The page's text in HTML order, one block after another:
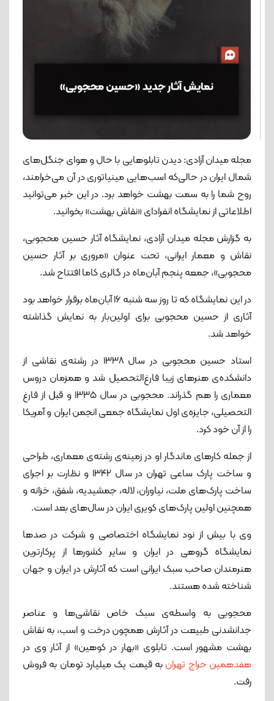
مجله میدان آزادی: دیدن تابلوهایی با حال و هوای جنگل‌های
شمال ایران در حالی‌که اسب‌هایی مینیاتوری در آن می‌خرامند،
روح شما را به سمت بهشت خواهد برد. در این خبر می‌توانید
اطلاعاتی از نمایشگاه انفرادای «نقاش بهشت» بخوانید.
به گزارش مجله میدان آزادی، نمایشگاه آثار حسین محجوبی،
نقاش و معمار ایرانی، تحت عنوان «مروری بر آثار حسین
محجوبی»، جمعه پنجم آبان‌ماه در گالری کاما افتتاح شد.
در این نمایشگاه که تا روز سه شنبه ۱۶ آبان‌ماه برقرار خواهد بود
آثاری از حسین محجوبی برای اولین‌بار به نمایش گذاشته
خواهد شد.
استاد حسین محجوبی در سال ۱۳۳۸ در رشته‌ی نقاشی از
دانشکده‌ی هنرهای زیبا فارغ‌التحصیل شد و همزمان دروس
معماری را هم گذراند. محجوبی در سال ۱۳۳۵ و قبل از فارغ
التحصیلی، جایزه‌ی اول نمایشگاه جمعی انجمن ایران و آمریکا
را از آن خود کرد.
از جمله کارهای ماندگار او در زمینه‌ی رشته‌ی معماری، طراحی
و ساخت پارک ساعی تهران در سال ۱۳۴۲ و نظارت بر اجرای
ساخت پارک‌های ملت، نیاوران، لاله، جمشیدیه، شفق، خزانه و
همچنین اولین پارک‌های کویری ایران در سال‌های بعد است.
وی با بیش از نود نمایشگاه اختصاصی و شرکت در صدها
نمایشگاه گروهی در ایران و سایر کشورها از پرکارترین
هنرمندان صاحب سبک ایرانی است که آثارش در ایران و جهان
شناخته شده هستند.
محجوبی به واسطه‌ی سبک خاص نقاشی‌ها و عناصر
جدانشدنی طبیعت در آثارش همچون درخت و اسب، به نقاش
بهشت مشهور است. تابلوی «بهار در کوهین» از آثار وی در
هفدهمین حراج تهران به قیمت یک میلیارد تومان به فروش
رفت.